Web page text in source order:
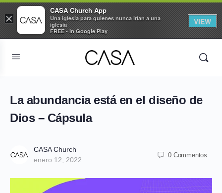
La abundancia está en el diseño de
Dios – Cápsula
CASA Church
enero 12, 2022
0 Commentos
×
CASA Church App
Una iglesia para quienes nunca irían a una
iglesia
FREE - In Google Play
VIEW